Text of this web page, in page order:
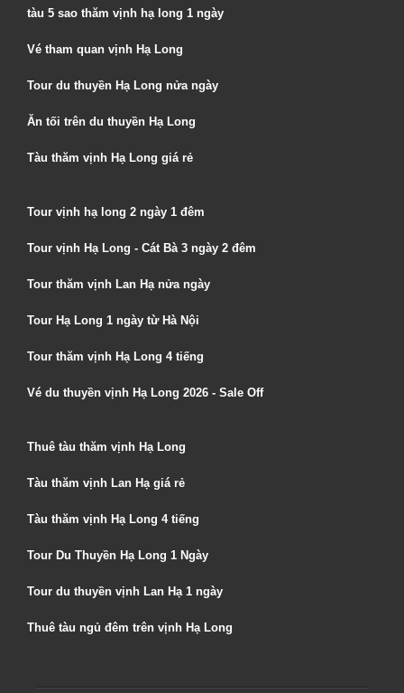
tàu 5 sao thăm vịnh hạ long 1 ngày
Vé tham quan vịnh Hạ Long
Tour du thuyền Hạ Long nửa ngày
Ăn tối trên du thuyền Hạ Long
Tàu thăm vịnh Hạ Long giá rẻ
Tour vịnh hạ long 2 ngày 1 đêm
Tour vịnh Hạ Long - Cát Bà 3 ngày 2 đêm
Tour thăm vịnh Lan Hạ nửa ngày
Tour Hạ Long 1 ngày từ Hà Nội
Tour thăm vịnh Hạ Long 4 tiếng
Vé du thuyền vịnh Hạ Long 2026 - Sale Off
Thuê tàu thăm vịnh Hạ Long
Tàu thăm vịnh Lan Hạ giá rẻ
Tàu thăm vịnh Hạ Long 4 tiếng
Tour Du Thuyền Hạ Long 1 Ngày
Tour du thuyền vịnh Lan Hạ 1 ngày
Thuê tàu ngủ đêm trên vịnh Hạ Long